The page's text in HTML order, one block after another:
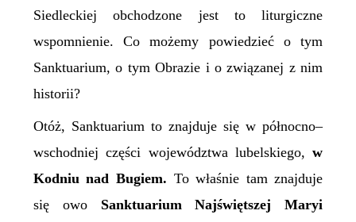
Siedleckiej obchodzone jest to liturgiczne
wspomnienie. Co możemy powiedzieć o tym
Sanktuarium, o tym Obrazie i o związanej z nim
historii?
Otóż, Sanktuarium to znajduje się wpółnocno–
wschodniej części województwa lubelskiego,w
Kodniunad Bugiem. To właśnie tamznajduje
się owo Sanktuarium Najświętszej Maryi